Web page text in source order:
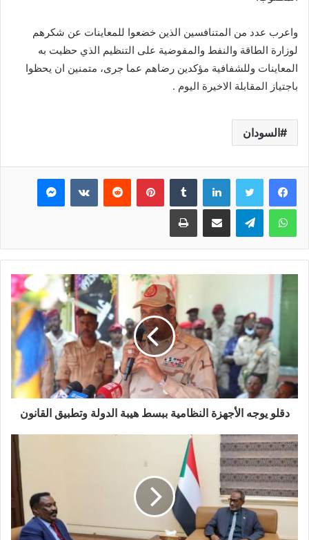
واعرب عدد من المتنافسين الذين خضعوا للمعاينات عن شكرهم
لوزارة الطاقة والنفط والمفوضية على التنظيم الذي حظيت به
المعاينات وللشفافية مؤكدين رضاهم عما جرى، متمنين ان يحظوا
باجتياز المقابلة الاخيرة اليوم .
السودان
فيسبوك تويتر لينكدإن بينتيريست ماسنجر
واتساب تيلقرام مشاركة عبر البريد طباعة
دقلو يوجه الأجهزة النظامية ببسط هيبة الدولة وتطبيق القانون